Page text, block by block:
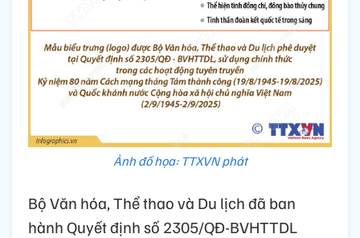
Ảnh đồ họa: TTXVN phát
Bộ Văn hóa, Thể thao và Du lịch đã ban
hành Quyết định số 2305/QĐ-BVHTTDL